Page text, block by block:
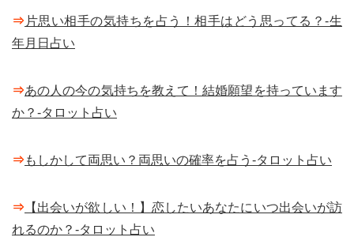
⇒ 片思い相手の気持ちを占う！相手はどう思ってる？-生
年月日占い
⇒あの人の今の気持ちを教えて！結婚願望を持っています
か？-タロット占い
⇒もしかして両思い？両思いの確率を占う-タロット占い
⇒ 【出会いが欲しい！】恋したいあなたにいつ出会いが訪
れるのか？-タロット占い